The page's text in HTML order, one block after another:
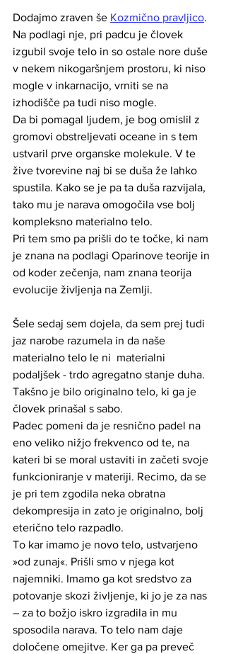
Dodajmo zraven še Kozmično pravljico.
Na podlagi nje, pri padcu je človek
izgubil svoje telo in so ostale nore duše
v nekem nikogaršnjem prostoru, ki niso
mogle v inkarnacijo, vrniti se na
izhodišče pa tudi niso mogle.
Da bi pomagal ljudem, je bog omislil z
gromovi obstreljevati oceane in s tem
ustvaril prve organske molekule. V te
žive tvorevine naj bi se duša že lahko
spustila. Kako se je pa ta duša razvijala,
tako mu je narava omogočila vse bolj
kompleksno materialno telo.
Pri tem smo pa prišli do te točke, ki nam
je znana na podlagi Oparinove teorije in
od koder zečenja, nam znana teorija
evolucije življenja na Zemlji.
Šele sedaj sem dojela, da sem prej tudi
jaz narobe razumela in da naše
materialno telo le ni  materialni
podaljšek - trdo agregatno stanje duha.
Takšno je bilo originalno telo, ki ga je
človek prinašal s sabo.
Padec pomeni da je resnično padel na
eno veliko nižjo frekvenco od te, na
kateri bi se moral ustaviti in začeti svoje
funkcioniranje v materiji. Recimo, da se
je pri tem zgodila neka obratna
dekompresija in zato je originalno, bolj
eterično telo razpadlo.
To kar imamo je novo telo, ustvarjeno
»od zunaj«. Prišli smo v njega kot
najemniki. Imamo ga kot sredstvo za
potovanje skozi življenje, ki jo je za nas
– za to božjo iskro izgradila in mu
sposodila narava. To telo nam daje
določene omejitve. Ker ga pa preveč